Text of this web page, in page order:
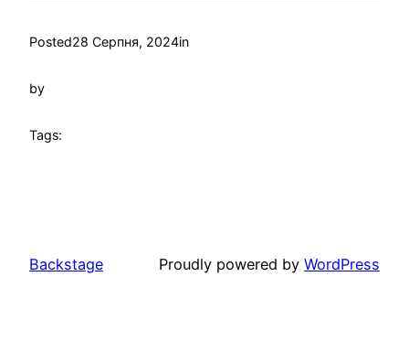
Posted28 Серпня, 2024in
by
Tags:
Backstage Proudly powered by WordPress